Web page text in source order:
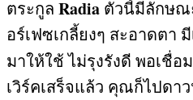
ตระกูล Radia ตัวนี้มีลักษณ
อร์เฟซเกลี้ยงๆ สะอาดตา
มาให้ใช้ ไม่รุงรังดี พอเชื่อ
เวิร์คเสร็จแล้ว คุณก็ไปดา